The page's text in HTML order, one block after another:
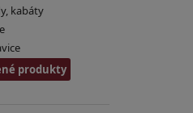
kabáty
produkty